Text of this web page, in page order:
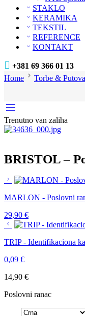
STAKLO
KERAMIKA
TEKSTIL
REFERENCE
KONTAKT
+381 69 366 01 13
Home
Torbe &
Trenutno van zaliha
BRISTOL –
MARLON - Poslovni
29,90 €
TRIP - Identifikaciona
0,09 €
14,90 €
Poslovni ranac